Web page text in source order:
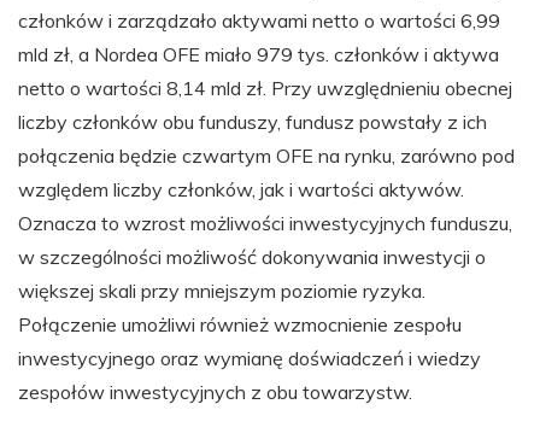
członków i zarządzało aktywami netto o wartości 6,99
mld zł, a Nordea OFE miało 979 tys. członków i aktywa
netto o wartości 8,14 mld zł. Przy uwzględnieniu obecnej
liczby członków obu funduszy, fundusz powstały z ich
połączenia będzie czwartym OFE na rynku, zarówno pod
względem liczby członków, jak i wartości aktywów.
Oznacza to wzrost możliwości inwestycyjnych funduszu,
w szczególności możliwość dokonywania inwestycji o
większej skali przy mniejszym poziomie ryzyka.
Połączenie umożliwi również wzmocnienie zespołu
inwestycyjnego oraz wymianę doświadczeń i wiedzy
zespołów inwestycyjnych z obu towarzystw.